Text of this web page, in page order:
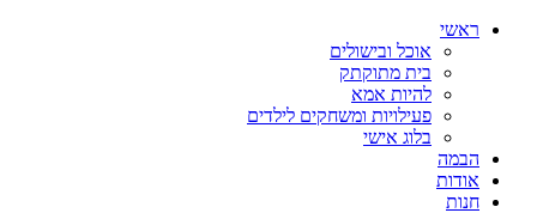
ראשי
אוכל ובישולים
בית מתוקתק
להיות אמא
פעילויות ומשחקים לילדים
בלוג אישי
הבמה
אודות
חנות